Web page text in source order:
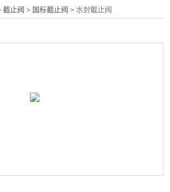
截止阀 > 国标截止阀 > 水封截止阀